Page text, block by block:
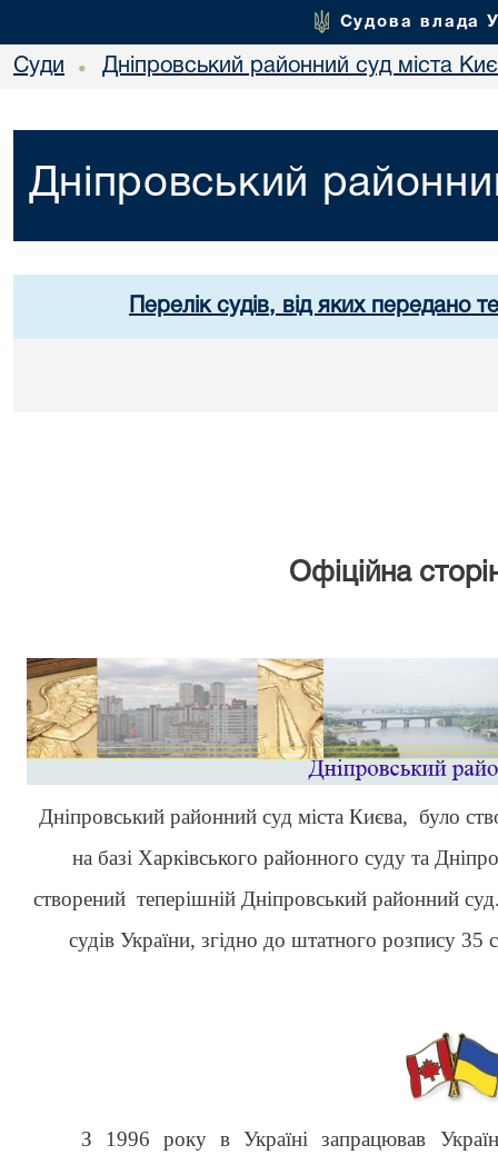
Судова влада
Суди • Дніпровський районний суд міста
Дніпровський
Перелік судів, від яких передано
Офіційна
Дніпровський районний суд міста Києва, було
на базі Харківського районного суду та
створений теперішній Дніпровський районний
судів України, згідно до штатного розпису 35
З 1996 року в Україні запрацював Україно-